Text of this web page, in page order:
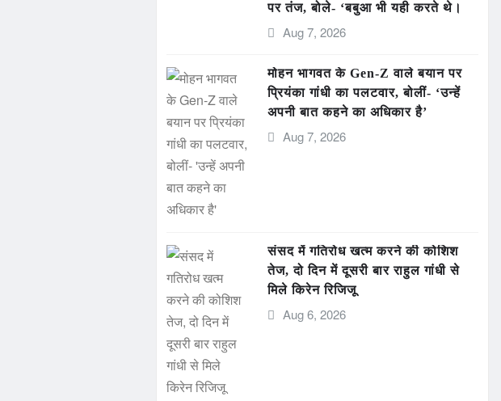
पर तंज, बोले- ‘बबुआ भी यही करते थे।
Aug 7, 2026
मोहन भागवत के Gen-Z वाले बयान पर
प्रियंका गांधी का पलटवार, बोलीं- ‘उन्हें
अपनी बात कहने का अधिकार है’
Aug 7, 2026
संसद में गतिरोध खत्म करने की कोशिश
तेज, दो दिन में दूसरी बार राहुल गांधी से
मिले किरेन रिजिजू
Aug 6, 2026